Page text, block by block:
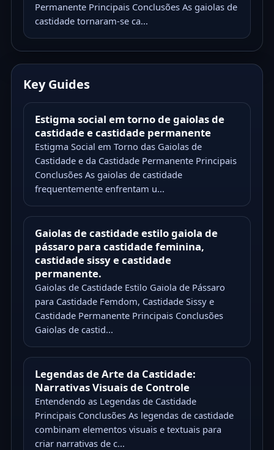
Permanente Principais Conclusões As gaiolas de
castidade tornaram-se ca...
Key Guides
Estigma social em torno de gaiolas de
castidade e castidade permanente
Estigma Social em Torno das Gaiolas de
Castidade e da Castidade Permanente Principais
Conclusões As gaiolas de castidade
frequentemente enfrentam u...
Gaiolas de castidade estilo gaiola de
pássaro para castidade feminina,
castidade sissy e castidade
permanente.
Gaiolas de Castidade Estilo Gaiola de Pássaro
para Castidade Femdom, Castidade Sissy e
Castidade Permanente Principais Conclusões
Gaiolas de castid...
Legendas de Arte da Castidade:
Narrativas Visuais de Controle
Entendendo as Legendas de Castidade
Principais Conclusões As legendas de castidade
combinam elementos visuais e textuais para
criar narrativas de c...